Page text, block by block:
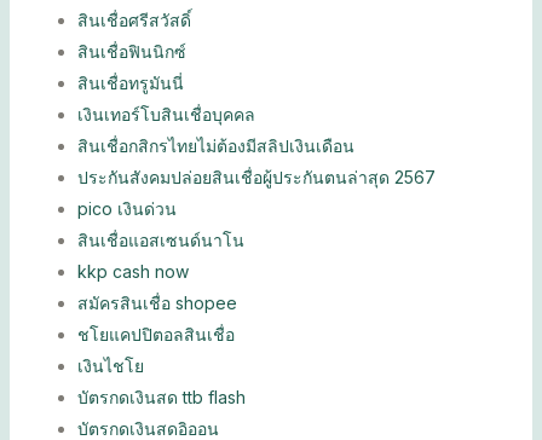
สินเชื่อศรีสวัสดิ์
สินเชื่อฟินนิกซ์
สินเชื่อทรูมันนี่
เงินเทอร์โบสินเชื่อบุคคล
สินเชื่อกสิกรไทยไม่ต้องมีสลิปเงินเดือน
ประกันสังคมปล่อยสินเชื่อผู้ประกันตนล่าสุด 2567
pico เงินด่วน
สินเชื่อแอสเซนด์นาโน
kkp cash now
สมัครสินเชื่อ shopee
ชโยแคปปิตอลสินเชื่อ
เงินไชโย
บัตรกดเงินสด ttb flash
บัตรกดเงินสดอิออน